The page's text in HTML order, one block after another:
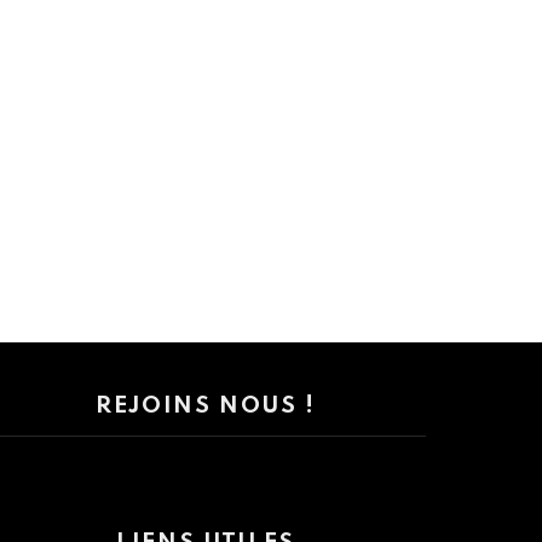
REJOINS NOUS !